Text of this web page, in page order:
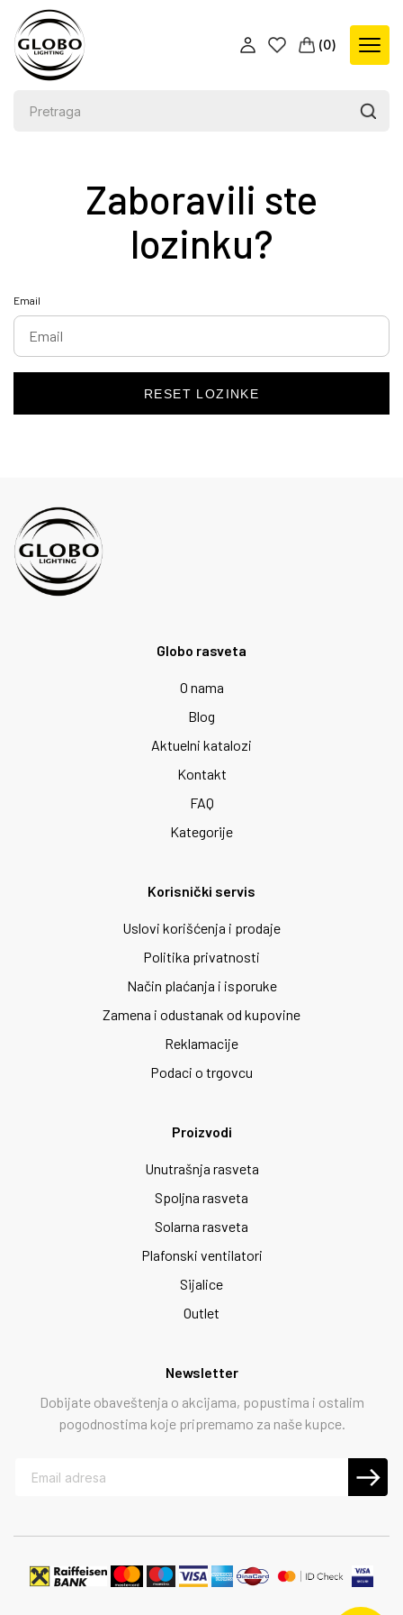
(0)
Zaboravili ste
lozinku?
Email
RESET LOZINKE
Globo rasveta
O nama
Blog
Aktuelni katalozi
Kontakt
FAQ
Kategorije
Korisnički servis
Uslovi korišćenja i prodaje
Politika privatnosti
Način plaćanja i isporuke
Zamena i odustanak od kupovine
Reklamacije
Podaci o trgovcu
Proizvodi
Unutrašnja rasveta
Spoljna rasveta
Solarna rasveta
Plafonski ventilatori
Sijalice
Outlet
Newsletter
Dobijate obaveštenja o akcijama, popustima i ostalim
pogodnostima koje pripremamo za naše kupce.